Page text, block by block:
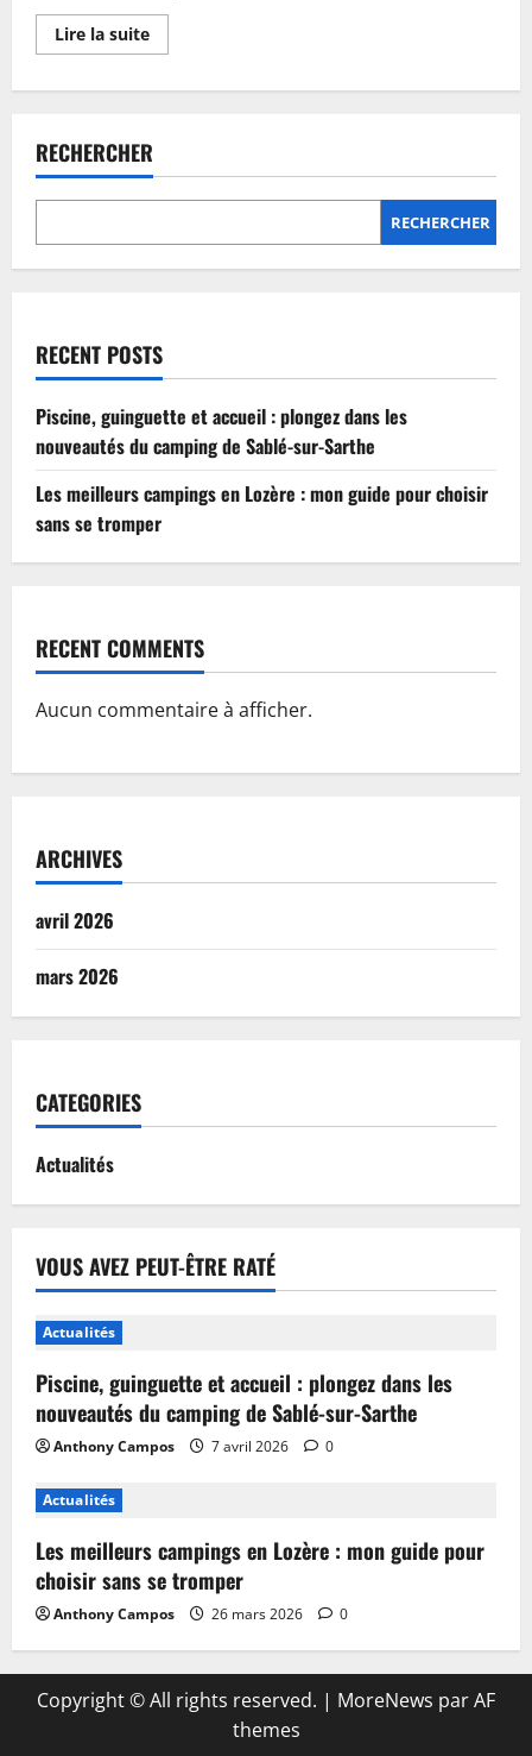
sur-
Sarthe
Lire la suiteEn
savoir
en
Lozère
:
mon
choisir
sans
RECHERCHER
RECHERCHER
RECENT POSTS
Piscine, guinguette et accueil : plongez dans les
nouveautés du camping de Sablé-sur-Sarthe
Les meilleurs campings en Lozère : mon guide pour choisir
sans se tromper
RECENT COMMENTS
Aucun commentaire à afficher.
ARCHIVES
avril 2026
mars 2026
CATEGORIES
Actualités
VOUS AVEZ PEUT-ÊTRE RATÉ
Actualités
Piscine, guinguette et accueil : plongez dans les
nouveautés du camping de Sablé-sur-Sarthe
Anthony Campos 7 avril 2026 0
Actualités
Les meilleurs campings en Lozère : mon guide pour
choisir sans se tromper
Anthony Campos 26 mars 2026 0
Copyright © All rights reserved. | MoreNews par AF
themes